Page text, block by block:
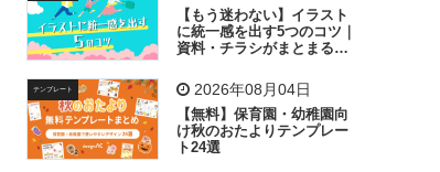
子供 作業員 相談 ピクトグラム
【もう迷わない】イラスト
に統一感を出す5つのコツ｜
資料・チラシがまとまるフ
テンプレート 2026年08月04日
【無料】保育園・幼稚園向
け秋のおたよりテンプレー
ト24選